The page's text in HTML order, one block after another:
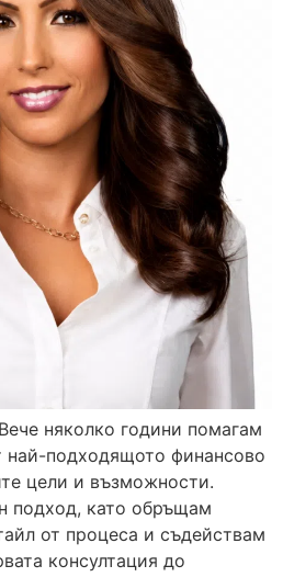
няколко години помагам
най-подходящото финансово
цели и възможности.
подход, като обръщам
от процеса и съдействам
консултация до